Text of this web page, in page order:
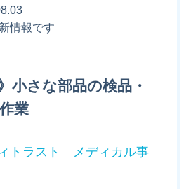
情報です
小さな部品の検品・
業
トラスト メディカル事